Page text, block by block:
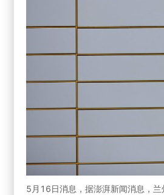
5月16日消息，据澎湃新闻消息，兰